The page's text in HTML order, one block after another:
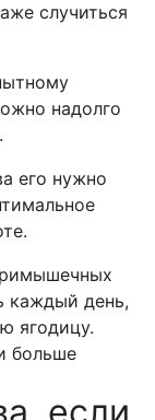
случиться
надолго
его нужно
каждый день,
ягодицу.
больше